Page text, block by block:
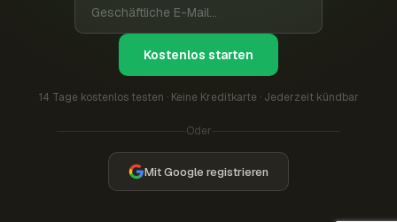
Kostenlos starten
14 Tage kostenlos testen · Keine Kreditkarte · Jederzeit kündbar
Oder
Mit Google registrieren